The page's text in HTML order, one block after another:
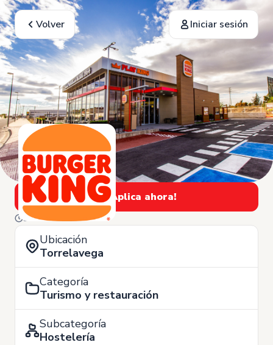
Volver Iniciar sesión
¡Aplica ahora!
3 de Junio
Ubicación
Torrelavega
Categoría
Turismo y restauración
Subcategoría
Hostelería